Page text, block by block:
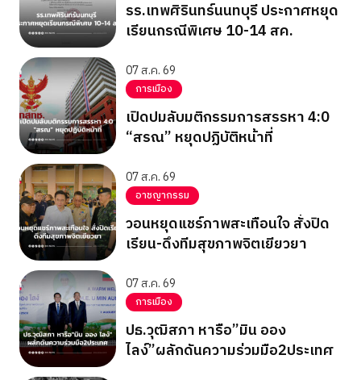
รร.เทพศิรินทร์นนทบุรี ประกาศหยุด
เรียนกรณีพิเศษ 10-14 สค.
07 ส.ค. 69
การเมือง
เปิดปมลับมติกรรมการสรรหา 4:0
“สรณ” หยุดปฏิบัติหน้าที่
07 ส.ค. 69
อาชญากรรม
วอนหยุดแชร์ภาพสะเทือนใจ สั่งปิด
เรียน-ดึงทีมสุขภาพจิตเยียวยา
07 ส.ค. 69
การเมือง
ปธ.วุฒิสภา หารือ”มิน ออง
ไลง์”ผลักดันความร่วมมือ2ประเทศ